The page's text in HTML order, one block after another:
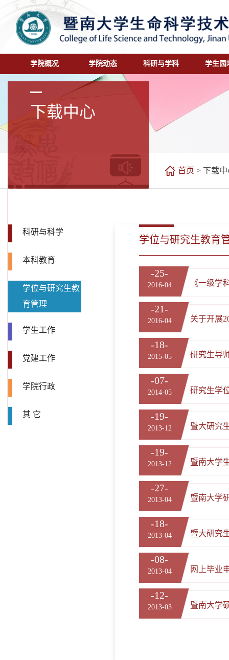
学院概况 学院动态 科研与学科 学生园
下载中心
首页 > 下载中
科研与科学
本科教育
学位与研究生教
育管理
学生工作
党建工作
学院行政
其 它
学位与研究生教育
-25-
2016-04 《一级学
-21-
2016-04 关于开展
-18-
2015-05 研究生导
-07-
2014-05 研究生学
-19-
2013-12 暨大研究
-19-
2013-12 暨南大学
-27-
2013-04 暨南大学
-18-
2013-04 暨大研究
-08-
2013-04 网上毕业
-12-
2013-03 暨南大学